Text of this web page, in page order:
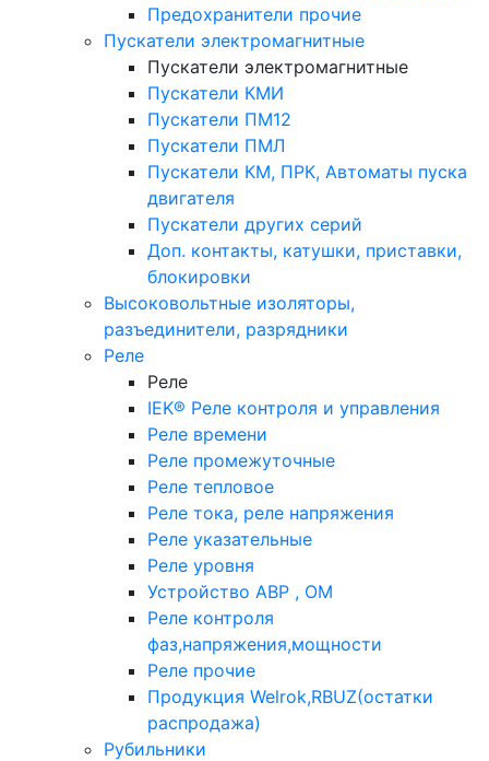
Предохранители прочие
Пускатели электромагнитные
Пускатели электромагнитные
Пускатели КМИ
Пускатели ПМ12
Пускатели ПМЛ
Пускатели КМ, ПРК, Автоматы пуска
двигателя
Пускатели других серий
Доп. контакты, катушки, приставки,
блокировки
Высоковольтные изоляторы,
разъединители, разрядники
Реле
Реле
IEK® Реле контроля и управления
Реле времени
Реле промежуточные
Реле тепловое
Реле тока, реле напряжения
Реле указательные
Реле уровня
Устройство АВР , ОМ
Реле контроля
фаз,напряжения,мощности
Реле прочие
Продукция Welrok,RBUZ(остатки
распродажа)
Рубильники